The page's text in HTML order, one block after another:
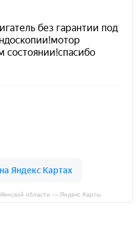
области — Яндекс Карты